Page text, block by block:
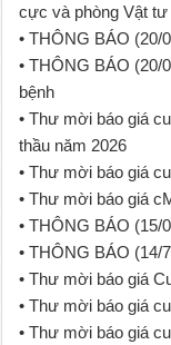
cực và phòng Vật
• THÔNG BÁO (20/
• THÔNG BÁO (20/
bệnh
• Thư mời báo giá
thầu năm 2026
• Thư mời báo giá
• Thư mời báo giá
• THÔNG BÁO (15/
• THÔNG BÁO (14/
• Thư mời báo giá
• Thư mời báo giá
• Thư mời báo giá